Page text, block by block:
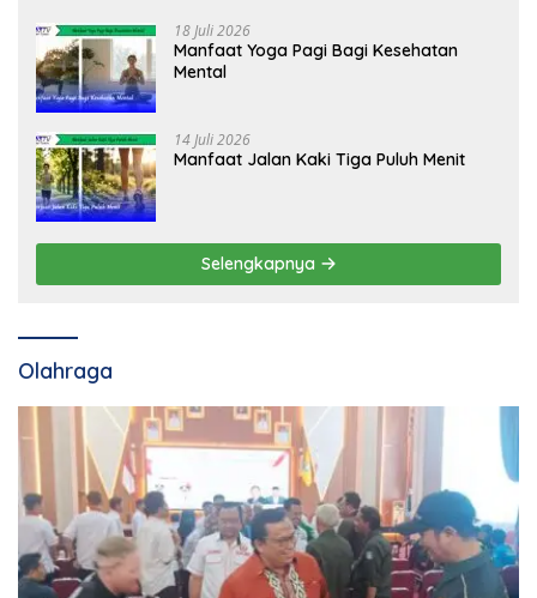
18 Juli 2026
Manfaat Yoga Pagi Bagi Kesehatan
Mental
14 Juli 2026
Manfaat Jalan Kaki Tiga Puluh Menit
Selengkapnya
Olahraga